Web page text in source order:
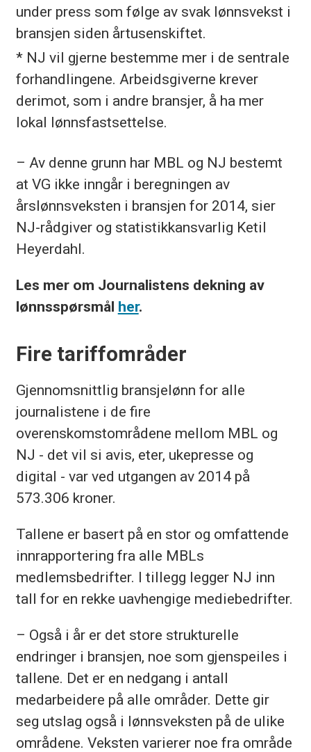
under press som følge av svak lønnsvekst i
bransjen siden årtusenskiftet.
* NJ vil gjerne bestemme mer i de sentrale
forhandlingene. Arbeidsgiverne krever
derimot, som i andre bransjer, å ha mer
lokal lønnsfastsettelse.
– Av denne grunn har MBL og NJ bestemt
at VG ikke inngår i beregningen av
årslønnsveksten i bransjen for 2014, sier
NJ-rådgiver og statistikkansvarlig Ketil
Heyerdahl.
Les mer om Journalistens dekning av
lønnsspørsmål her.
Fire tariffområder
Gjennomsnittlig bransjelønn for alle
journalistene i de fire
overenskomstområdene mellom MBL og
NJ - det vil si avis, eter, ukepresse og
digital - var ved utgangen av 2014 på
573.306 kroner.
Tallene er basert på en stor og omfattende
innrapportering fra alle MBLs
medlemsbedrifter. I tillegg legger NJ inn
tall for en rekke uavhengige mediebedrifter.
– Også i år er det store strukturelle
endringer i bransjen, noe som gjenspeiles i
tallene. Det er en nedgang i antall
medarbeidere på alle områder. Dette gir
seg utslag også i lønnsveksten på de ulike
områdene. Veksten varierer noe fra område